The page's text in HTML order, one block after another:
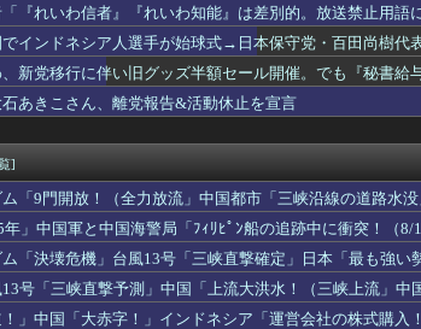
台風13号「三峡直撃確定」日本「最も強い勢...
など露出、熱波でドナウ川が歴史的渇水！
の無い部位を摘出 脳幹など損傷受け植物状態...
と碌でもないな
本に定着させる」 →国家公務員月給3.51...
』『れいわ知能』は差別的。放送禁止用語にす...
「『れいわ信者』『れいわ知能』は差別的。放送禁止用語
が爆誕してしまうw
でインドネシア人選手が始球式→日本保守党・百田尚樹代
、新党移行に伴い旧グッズ半額セール開催。でも『秘書給
石あきこさん、離党報告&活動休止を宣言
]
「9門開放！（全力放流」中国都市「三峡沿線の道路水
（土砂崩れ発生」→
」中国軍と中国海警局「ﾌｨﾘﾋﾟﾝ船の追跡中に衝突！（
報道！（2026年」→
「決壊危機」台風13号「三峡直撃確定」日本「最も強い
かり合う（前代未聞」→
号「三峡直撃予測」中国「上流大洪水！（三峡上流」中
下流大水害（震え声」→
」中国「大赤字！」インドネシア「運営会社の株式購入